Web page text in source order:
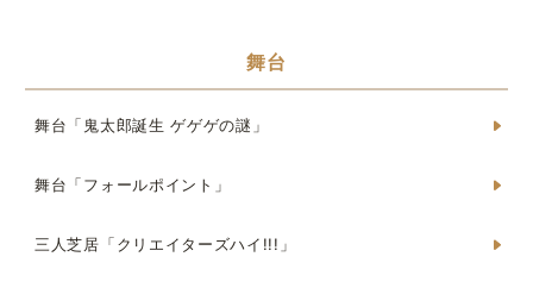
舞台
舞台「鬼太郎誕生 ゲゲゲの謎」
舞台「フォールポイント」
三人芝居「クリエイターズハイ!!!」